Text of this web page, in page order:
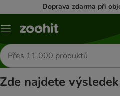
Doprava zdarma při
Menu
Hledat
produkty
Zde najdete